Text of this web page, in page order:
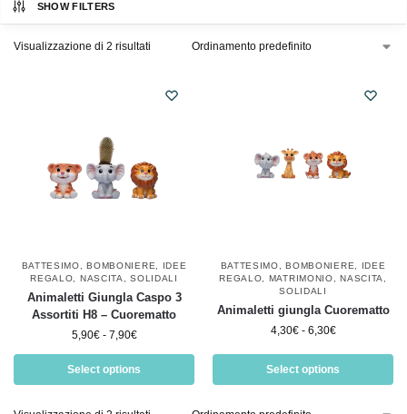
SHOW FILTERS
Visualizzazione di 2 risultati
BATTESIMO ,BOMBONIERE
IDEE
REGALO
NASCITA ,SOLIDALI
Animaletti Giungla Caspo 3
Assortiti H8 – Cuorematto
5,90€ - 7,90€
Select options
BATTESIMO ,BOMBONIERE
IDEE
REGALO
MATRIMONIO ,NASCITA
SOLIDALI
Animaletti giungla Cuorematto
4,30€ - 6,30€
Select options